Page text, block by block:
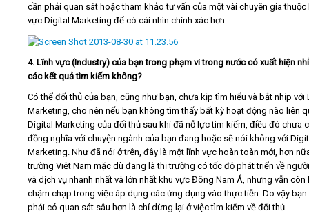
cần phải quan sát hoặc tham khảo tư vấn của một vài chuyên gia thuộc
vực Digital Marketing để có cái nhìn chính xác hơn.
4. Lĩnh vực (Industry) của bạn trong phạm vi trong nước có xuất hiện
các kết quả tìm kiếm không?
Có thể đối thủ của bạn, cũng như bạn, chưa kịp tìm hiểu và bắt nhịp với
Marketing, cho nên nếu bạn không tìm thấy bất kỳ hoạt động nào liên
Digital Marketing của đối thủ sau khi đã nỗ lực tìm kiếm, điều đó chưa
đồng nghĩa với chuyện ngành của bạn đang hoặc sẽ nói không với
Marketing. Như đã nói ở trên, đây là một lĩnh vực hoàn toàn mới, hơn
trường Việt Nam mặc dù đang là thị trường có tốc độ phát triển về
và dịch vụ nhanh nhất và lớn nhất khu vực Đông Nam Á, nhưng vẫn còn
chậm chạp trong việc áp dụng các ứng dụng vào thực tiễn. Do vậy bạn
phải có quan sát sâu hơn là chỉ dừng lại ở việc tìm kiếm về đối thủ.